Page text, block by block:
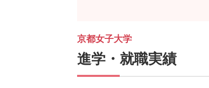
京都女子大学
進学・就職実績